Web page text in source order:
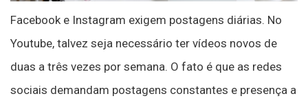
Facebook e Instagram exigem postagens diárias. No
Youtube, talvez seja necessário ter vídeos novos de
duas a três vezes por semana. O fato é que as redes
sociais demandam postagens constantes e presença a